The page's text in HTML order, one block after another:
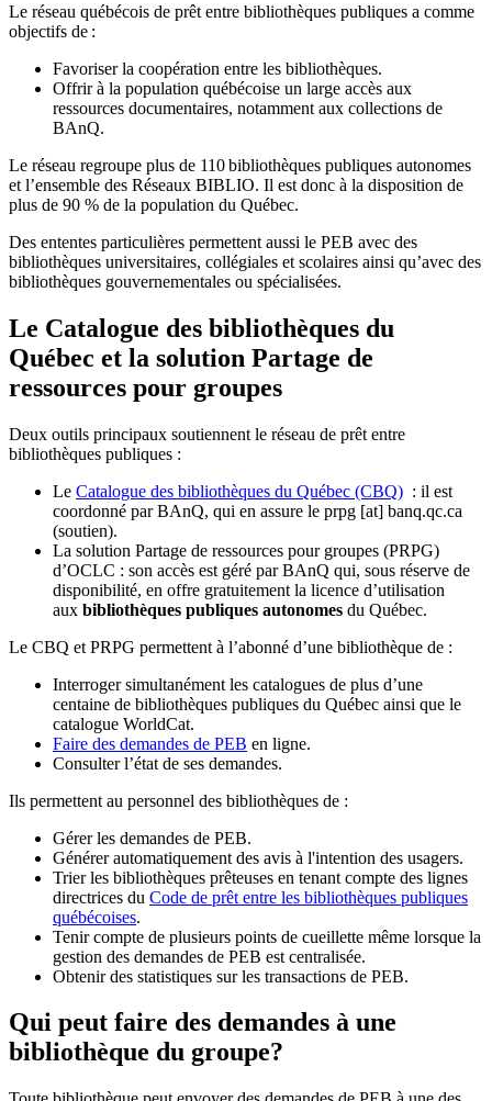
Le réseau québécois de prêt entre bibliothèques publiques a comme
objectifs de :
Favoriser la coopération entre les bibliothèques.
Offrir à la population québécoise un large accès aux
ressources documentaires, notamment aux collections de
BAnQ.
Le réseau regroupe plus de 110bibliothèques publiques autonomes
et l’ensemble des Réseaux BIBLIO. Il est donc à la disposition de
plus de 90 % de la population du Québec.
Des ententes particulières permettent aussi le PEB avec des
bibliothèques universitaires, collégiales et scolaires ainsi qu’avec des
bibliothèques gouvernementales ou spécialisées.
Le Catalogue des bibliothèques du
Québec et la solution Partage de
ressources pour groupes
Deux outils principaux soutiennent le réseau de prêt entre
bibliothèques publiques :
Le Catalogue des bibliothèques du Québec (CBQ) : il est
coordonné par BAnQ, qui en assure le prpg [at] banq.qc.ca
(soutien).
La solution Partage de ressources pour groupes (PRPG)
d’OCLC : son accès est géré par BAnQ qui, sous réserve de
disponibilité, en offre gratuitement la licence d’utilisation
aux bibliothèques publiques autonomes du Québec.
Le CBQ et PRPG permettent à l’abonné d’une bibliothèque de :
Interroger simultanément les catalogues de plus d’une
centaine de bibliothèques publiques du Québec ainsi que le
catalogue WorldCat.
Faire des demandes de PEB en ligne.
Consulter l’état de ses demandes.
Ils permettent au personnel des bibliothèques de :
Gérer les demandes de PEB.
Générer automatiquement des avis à l'intention des usagers.
Trier les bibliothèques prêteuses en tenant compte des lignes
directrices du Code de prêt entre les bibliothèques publiques
québécoises.
Tenir compte de plusieurs points de cueillette même lorsque la
gestion des demandes de PEB est centralisée.
Obtenir des statistiques sur les transactions de PEB.
Qui peut faire des demandes à une
bibliothèque du groupe?